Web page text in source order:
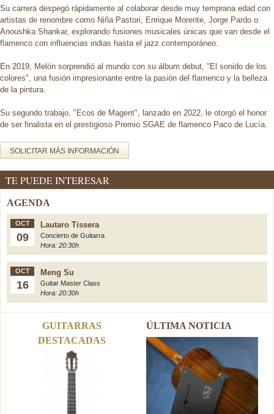
Su carrera despegó rápidamente al colaborar desde muy temprana edad con
artistas de renombre como Niña Pastori, Enrique Morente, Jorge Pardo o
Anoushka Shankar, explorando fusiones musicales únicas que van desde el
flamenco con influencias indias hasta el jazz contemporáneo.
En 2019, Melón sorprendió al mundo con su álbum debut, "El sonido de los
colores", una fusión impresionante entre la pasión del flamenco y la belleza
de la pintura.
Su segundo trabajo, "Ecos de Magerit", lanzado en 2022, le otorgó el honor
de ser finalista en el prestigioso Premio SGAE de flamenco Paco de Lucía.
SOLICITAR MÁS INFORMACIÓN
TE PUEDE INTERESAR
AGENDA
OCT
09
Lautaro Tissera
Concierto de Guitarra
Hora: 20:30h
OCT
16
Meng Su
Guitar Master Class
Hora: 20:30h
GUITARRAS
DESTACADAS
ÚLTIMA NOTICIA